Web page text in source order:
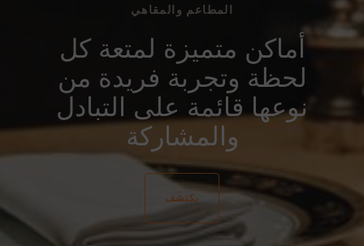
المطاعم والمقاهي
أماكن متميزة لمتعة كل
لحظة وتجربة فريدة من
نوعها قائمة على التبادل
والمشاركة
يكتشف